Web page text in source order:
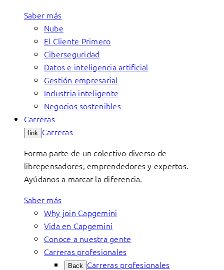
Saber más
Nube
El Cliente Primero
Ciberseguridad
Datos e inteligencia artificial
Gestión empresarial
Industria inteligente
Negocios sostenibles
Carreras
link Carreras
Forma parte de un colectivo diverso de
librepensadores, emprendedores y expertos.
Ayúdanos a marcar la diferencia.
Saber más
Why join Capgemini
Vida en Capgemini
Conoce a nuestra gente
Carreras profesionales
Back Carreras profesionales